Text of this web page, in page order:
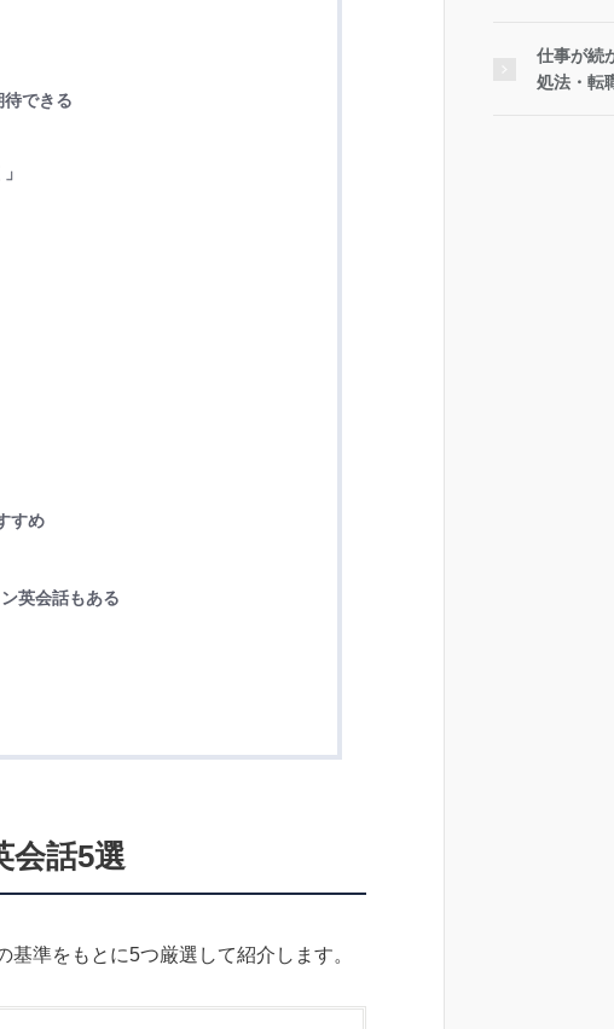
できる
すめ
英会話もある
会話5選
準をもとに5つ厳選して紹介します。
仕事が続
処法・転